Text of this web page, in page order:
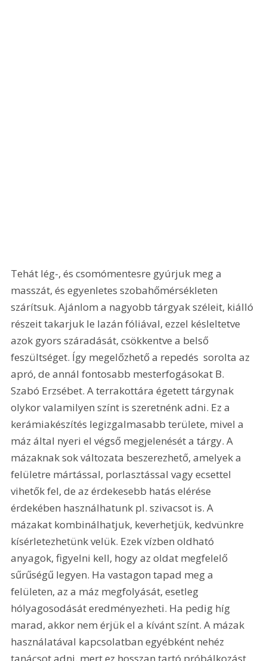
Tehát lég-, és csomómentesre gyúrjuk meg a
masszát, és egyenletes szobahőmérsékleten
szárítsuk. Ajánlom a nagyobb tárgyak széleit, kiálló
részeit takarjuk le lazán fóliával, ezzel késleltetve
azok gyors száradását, csökkentve a belső
feszültséget. Így megelőzhető a repedés  sorolta az
apró, de annál fontosabb mesterfogásokat B.
Szabó Erzsébet. A terrakottára égetett tárgynak
olykor valamilyen színt is szeretnénk adni. Ez a
kerámiakészítés legizgalmasabb területe, mivel a
máz által nyeri el végső megjelenését a tárgy. A
mázaknak sok változata beszerezhető, amelyek a
felületre mártással, porlasztással vagy ecsettel
vihetők fel, de az érdekesebb hatás elérése
érdekében használhatunk pl. szivacsot is. A
mázakat kombinálhatjuk, keverhetjük, kedvünkre
kísérletezhetünk velük. Ezek vízben oldható
anyagok, figyelni kell, hogy az oldat megfelelő
sűrűségű legyen. Ha vastagon tapad meg a
felületen, az a máz megfolyását, esetleg
hólyagosodását eredményezheti. Ha pedig híg
marad, akkor nem érjük el a kívánt színt. A mázak
használatával kapcsolatban egyébként nehéz